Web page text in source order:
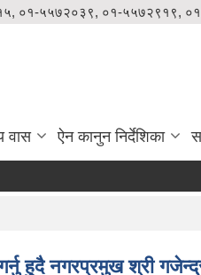
०१-५५७२०३९, ०१-५५७२९१९,
वास ऐन कानुन निर्देशिका
हुदै नगरप्रमुख श्री